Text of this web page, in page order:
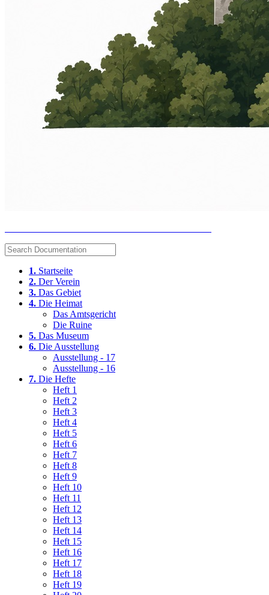
1. Startseite
2. Der Verein
3. Das Gebiet
4. Die Heimat
Das Amtsgericht
Die Ruine
5. Das Museum
6. Die Ausstellung
Ausstellung - 17
Ausstellung - 16
7. Die Hefte
Heft 1
Heft 2
Heft 3
Heft 4
Heft 5
Heft 6
Heft 7
Heft 8
Heft 9
Heft 10
Heft 11
Heft 12
Heft 13
Heft 14
Heft 15
Heft 16
Heft 17
Heft 18
Heft 19